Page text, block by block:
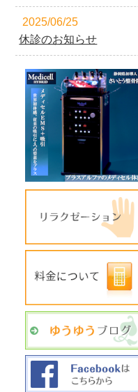
2025/06/25
休診のお知らせ